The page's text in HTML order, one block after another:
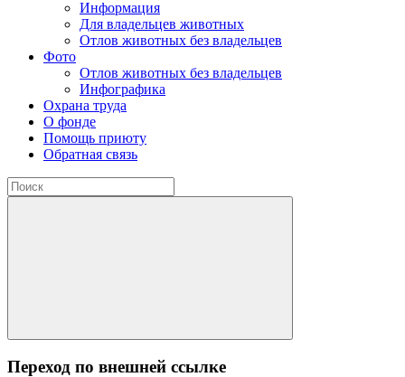
Информация
Для владельцев животных
Отлов животных без владельцев
Фото
Отлов животных без владельцев
Инфографика
Охрана труда
О фонде
Помощь приюту
Обратная связь
Переход по внешней ссылке